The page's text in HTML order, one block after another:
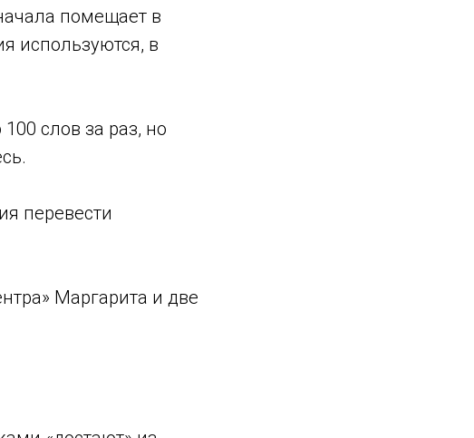
помещает в
используются, в
слов за раз, но
перевести
Маргарита и две